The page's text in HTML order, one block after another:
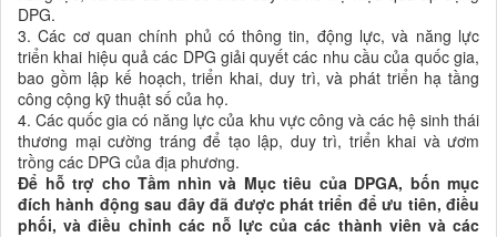
DPG.
3. Các cơ quan chính phủ có thông tin, động lực, và năng lực
triển khai hiệu quả các DPG giải quyết các nhu cầu của quốc gia,
bao gồm lập kế hoạch, triển khai, duy trì, và phát triển hạ tầng
công cộng kỹ thuật số của họ.
4. Các quốc gia có năng lực của khu vực công và các hệ sinh thái
thương mại cường tráng để tạo lập, duy trì, triển khai và ươm
trồng các DPG của địa phương.
Để hỗ trợ cho Tầm nhìn và Mục tiêu của DPGA, bốn mục
đích hành động sau đây đã được phát triển để ưu tiên, điều
phối, và điều chỉnh các nỗ lực của các thành viên và các